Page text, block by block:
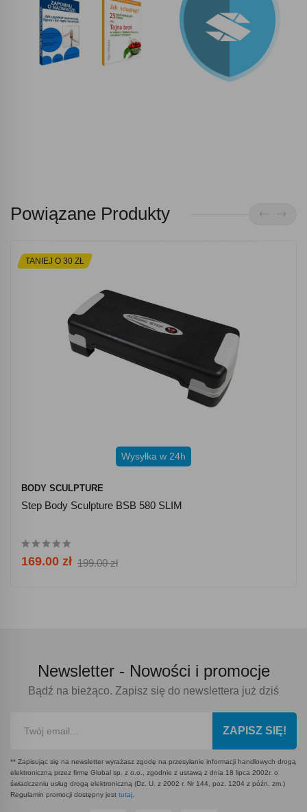
Powiązane Produkty
TANIEJ O 30 ZŁ
Wysyłka w 24h
BODY SCULPTURE
Step Body Sculpture BSB 580 SLIM
169.00 zł 199.00 zł
Newsletter - Nowości i promocje
Bądź na bieżąco. Zapisz się do newslettera już dziś
ZAPISZ SIĘ!
** Zapisując się na newsletter wyrażasz zgodę na przesyłanie informacji handlowych drogą
elektroniczną przez firmę Global sp. z o.o., zgodnie z ustawą z dnia 18 lipca 2002r. o
świadczeniu usług drogą elektroniczną (Dz. U. z 2002 r. Nr 144, poz. 1204 z późn. zm.)
Regulamin promocji dostępny jest tutaj.